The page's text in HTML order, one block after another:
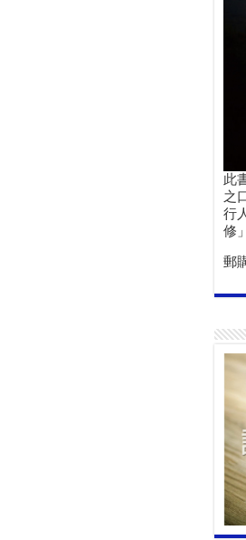
此
之
行
修
郵